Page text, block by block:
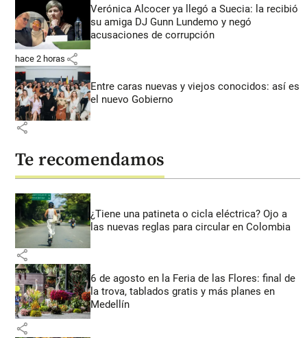
Verónica Alcocer ya llegó a Suecia: la recibió
su amiga DJ Gunn Lundemo y negó
acusaciones de corrupción
hace 2 horas share
Entre caras nuevas y viejos conocidos: así es
el nuevo Gobierno
share
Te recomendamos
¿Tiene una patineta o cicla eléctrica? Ojo a
las nuevas reglas para circular en Colombia
share
6 de agosto en la Feria de las Flores: final de
la trova, tablados gratis y más planes en
Medellín
share